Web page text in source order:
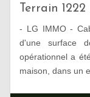
Terrain
- LG IMMO -
d'une surface
opérationnel a
maison, dans un